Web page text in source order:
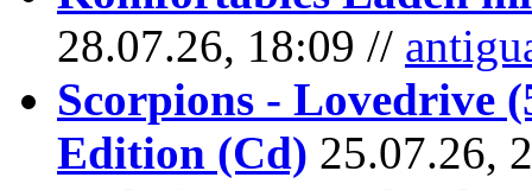
28.07.26, 18:09 //
Scorpions - Lovedrive
Edition (Cd) 25.07.26,